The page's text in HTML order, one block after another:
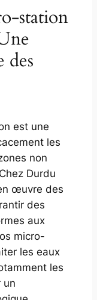
station
des
est une
les
non
Durdu
œuvre des
des
aux
micro-
les eaux
les
un